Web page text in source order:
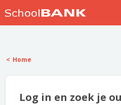
Help
Home
Log in en zoek je